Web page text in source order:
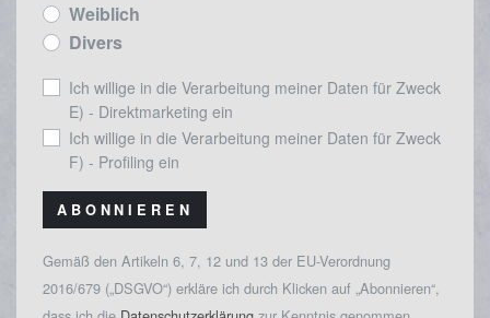
Weiblich
Divers
Ich willige in die Verarbeitung meiner Daten für Zweck
E) - Direktmarketing ein
Ich willige in die Verarbeitung meiner Daten für Zweck
F) - Profiling ein
ABONNIEREN
Gemäß den Artikeln 6, 7, 12 und 13 der EU-Verordnung
2016/679 („DSGVO“) erkläre ich durch Klicken auf „Abonnieren“,